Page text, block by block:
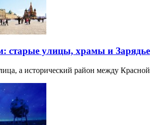
старые улицы, храмы и Зарядье
а исторический район между